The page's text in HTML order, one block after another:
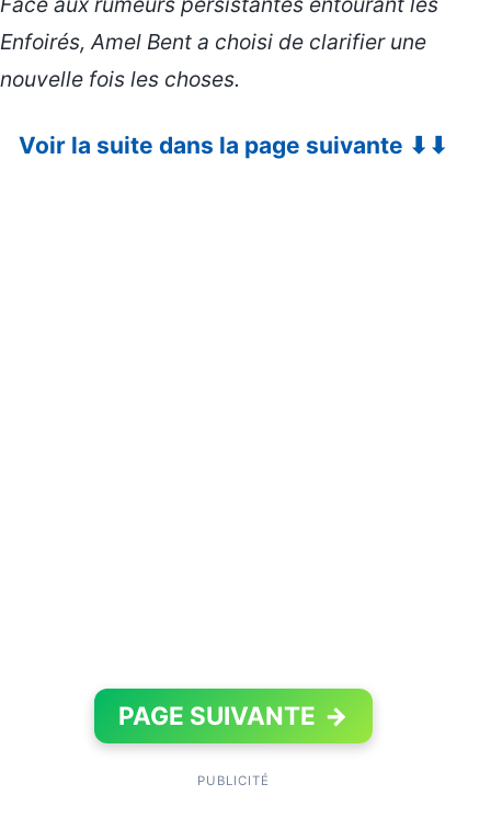
Enfoirés, Amel Bent a choisi de clarifier une
nouvelle fois les choses.
Voir la suite dans la page suivante ⬇⬇
PAGE SUIVANTE →
PUBLICITÉ